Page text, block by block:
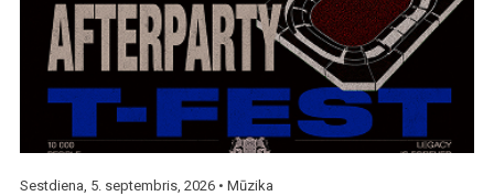
Sestdiena, 5. septembris, 2026 • Mūzika